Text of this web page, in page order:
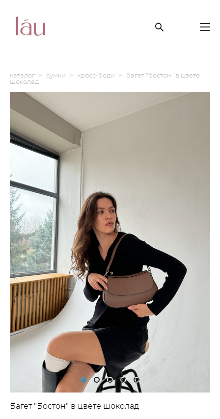
каталог > сумки > кросс-боди >
багет "бостон" в цвете
шоколад
Багет "Бостон" в цвете шоколад